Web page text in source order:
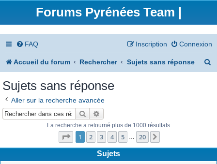
Forums Pyrénées Team |
FAQ Connexion
Inscription
Accueil du forum Rechercher Sujets sans réponse
Sujets sans réponse
Aller sur la recherche avancée
Rechercher
La recherche a retourné plus de 1000 résultats
Page 1sur20
1 2 3 4 5 … 20
Sujets